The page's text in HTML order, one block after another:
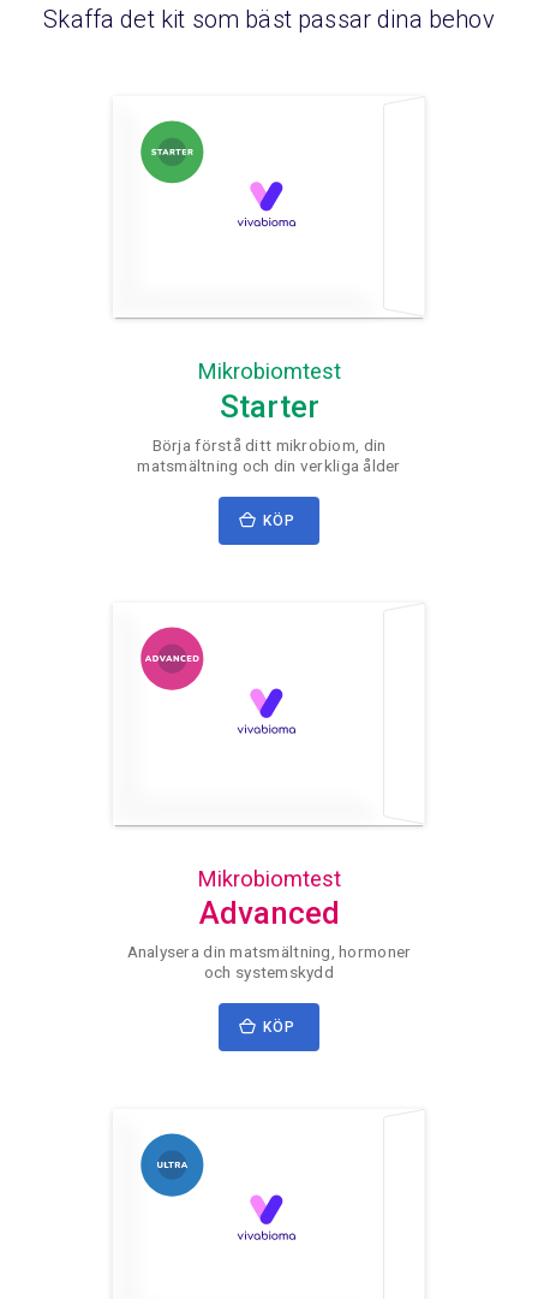
Skaffa det kit som bäst passar dina behov
Mikrobiomtest
Starter
Börja förstå ditt mikrobiom, din
matsmältning och din verkliga ålder
KÖP
Mikrobiomtest
Advanced
Analysera din matsmältning, hormoner
och systemskydd
KÖP